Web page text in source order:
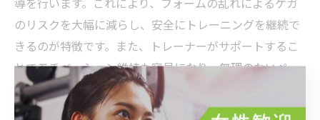
のリスクを大幅に減らし、安全にトレーニングを継続で
きるのが特徴です。また、トレーナーがサポートするこ
とでモチベーション維持も容易になり、無理のないペー
スで脂肪燃焼を促進できます。科学的根拠に基づく食事
管理と併せて行うことで、効率的な脂肪減少が期待でき